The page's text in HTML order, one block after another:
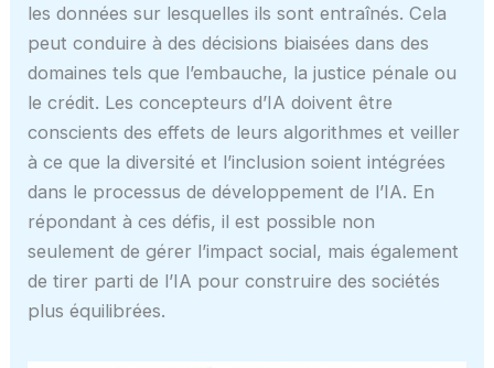
les données sur lesquelles ils sont entraînés. Cela
peut conduire à des décisions biaisées dans des
domaines tels que l’embauche, la justice pénale ou
le crédit. Les concepteurs d’IA doivent être
conscients des effets de leurs algorithmes et veiller
à ce que la diversité et l’inclusion soient intégrées
dans le processus de développement de l’IA. En
répondant à ces défis, il est possible non
seulement de gérer l’impact social, mais également
de tirer parti de l’IA pour construire des sociétés
plus équilibrées.